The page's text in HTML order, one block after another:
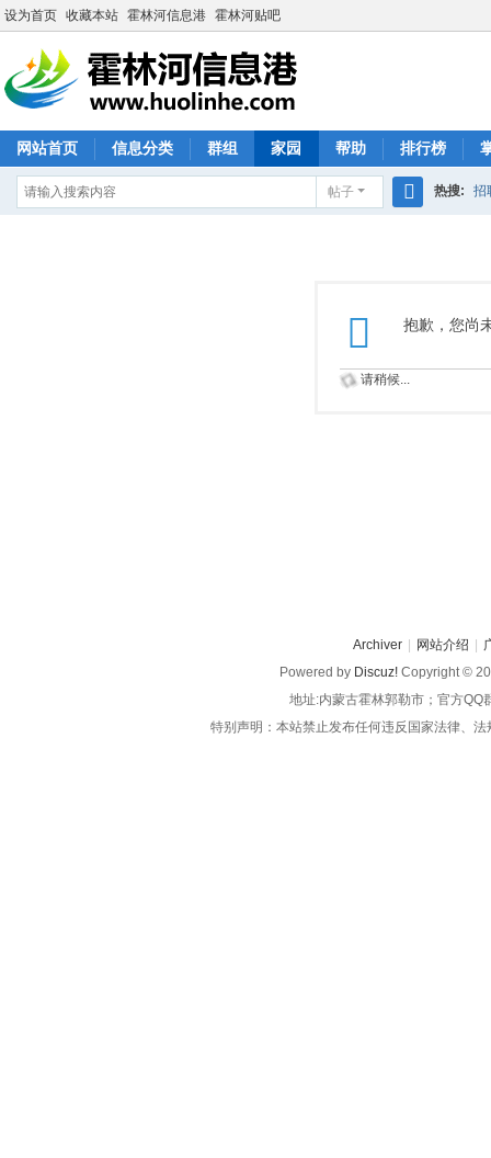
设为首页 收藏本站 霍林河信息港 霍林河贴吧
网站首页 信息分类 群组 家园 帮助 排行榜
帖子 热搜: 招
抱歉，您尚
请稍候...
Archiver 网站介绍
Powered by Discuz! Copyright ©
地址:内蒙古霍林郭勒市；官方QQ
特别声明：本站禁止发布任何违反国家法律、